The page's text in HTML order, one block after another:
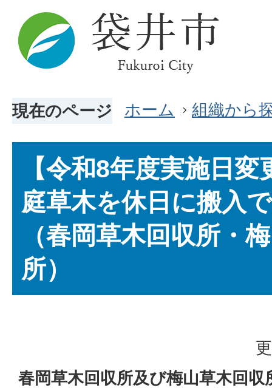
現在のページ ホーム 組織から
【令和8年度実施日
庭草木を休日に搬入
（春岡草木回収所・
所）
春岡草木回収所及び梅山草木回収